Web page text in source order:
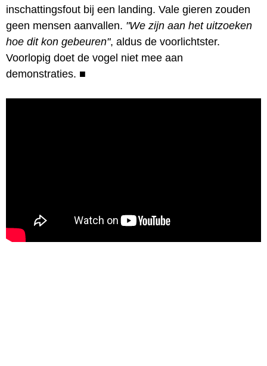
inschattingsfout bij een landing. Vale gieren zouden
geen mensen aanvallen. "We zijn aan het uitzoeken
hoe dit kon gebeuren", aldus de voorlichtster.
Voorlopig doet de vogel niet mee aan
demonstraties. ■